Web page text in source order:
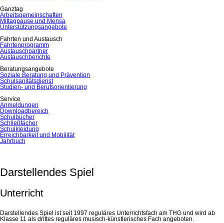
Ganztag
Arbeitsgemeinschaften
Mittagpause und Mensa
Unterstützungsangebote
Fahrten und Austausch
Fahrtenprogramm
Austauschpartner
Austauschberichte
Beratungsangebote
Soziale Beratung und Prävention
Schulsanitätsdienst
Studien- und Berufsorientierung
Service
Anmeldungen
Downloadbereich
Schulbücher
Schließfächer
Schulkleidung
Erreichbarkeit und Mobilität
Jahrbuch
Darstellendes Spiel
Unterricht
Darstellendes Spiel ist seit 1997 reguläres Unterrichtsfach am THG und wird ab
Klasse 11 als drittes reguläres musisch-künstlerisches Fach angeboten.